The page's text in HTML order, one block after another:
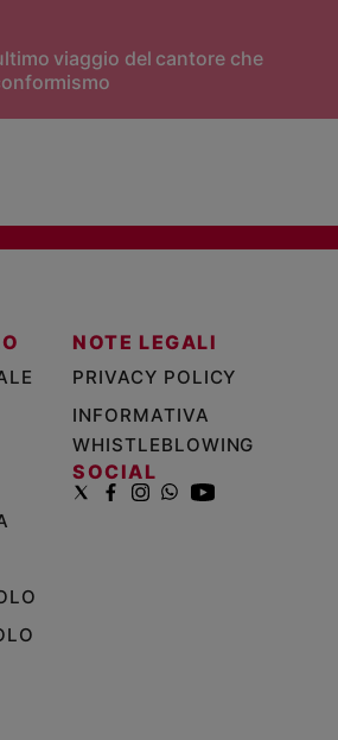
viaggio del cantore che
NOTE LEGALI
PRIVACY POLICY
INFORMATIVA
WHISTLEBLOWING
SOCIAL